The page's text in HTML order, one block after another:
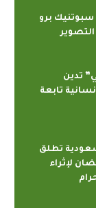
سبوتنيك برو
تدين
تابعة
تطلق
لإثراء